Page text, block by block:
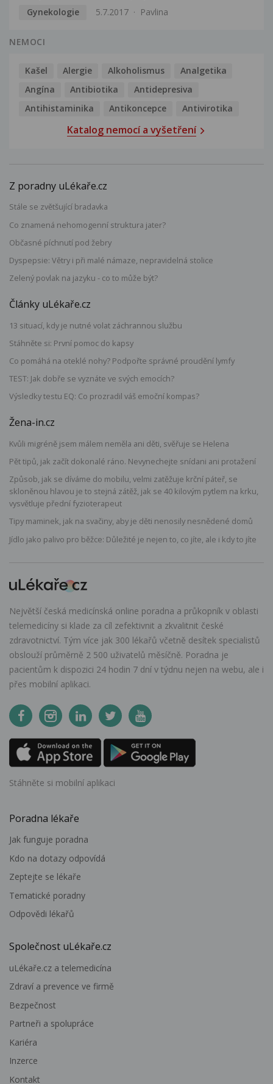
Gynekologie
5.7.2017 Pavlina
NEMOCI
Kašel Alergie Alkoholismus
Analgetika
Angína
Antibiotika
Antidepresiva
Antihistaminika
Antikoncepce Antivirotika
Katalog nemocí a vyšetření
Z poradny uLékaře.cz
Stále se zvětšující bradavka
Co znamená nehomogenní struktura jater?
Občasné píchnutí pod žebry
Dyspepsie: Větry i při malé námaze, nepravidelná stolice
Zelený povlak na jazyku - co to může být?
Články uLékaře.cz
13 situací, kdy je nutné volat záchrannou službu
Stáhněte si: První pomoc do kapsy
Co pomáhá na oteklé nohy? Podpořte správné proudění lymfy
TEST: Jak dobře se vyznáte ve svých emocích?
Výsledky testu EQ: Co prozradil váš emoční kompas?
Žena-in.cz
Kvůli migréně jsem málem neměla ani děti, svěřuje se Helena
Pět tipů, jak začít dokonalé ráno. Nevynechejte snídani ani protažení
Způsob, jak se díváme do mobilu, velmi zatěžuje krční páteř, se
skloněnou hlavou je to stejná zátěž, jak se 40 kilovým pytlem na krku,
vysvětluje přední fyzioterapeut
Tipy maminek, jak na svačiny, aby je děti nenosily nesnědené domů
Jídlo jako palivo pro běžce: Důležité je nejen to, co jíte, ale i kdy to jíte
Největší česká medicínská online poradna a průkopník v oblasti
telemedicíny si klade za cíl zefektivnit a zkvalitnit české
zdravotnictví. Tým více jak 300 lékařů včetně desítek specialistů
obslouží průměrně 2 500 uživatelů měsíčně. Poradna je
pacientům k dispozici 24 hodin 7 dní v týdnu nejen na webu, ale i
přes mobilní aplikaci.
Stáhněte si mobilní aplikaci
Poradna lékaře
Jak funguje poradna
Kdo na dotazy odpovídá
Zeptejte se lékaře
Tematické poradny
Odpovědi lékařů
Společnost uLékaře.cz
uLékaře.cz a telemedicína
Zdraví a prevence ve firmě
Bezpečnost
Partneři a spolupráce
Kariéra
Inzerce
Kontakt